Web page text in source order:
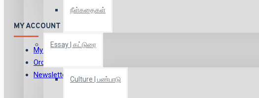
நீள்கதைகள்
Essay | கட்டுரை
Culture | பண்பாடு
MY ACCOUNT
My Account
Order History
Newsletter